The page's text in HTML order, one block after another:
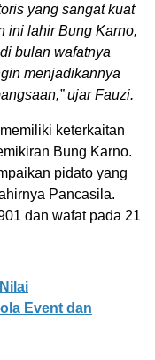
yang sangat kuat
ini lahir Bung Karno,
bulan wafatnya
menjadikannya
ujar Fauzi.
keterkaitan
Bung Karno.
pidato yang
Pancasila.
dan wafat pada 21
Event dan